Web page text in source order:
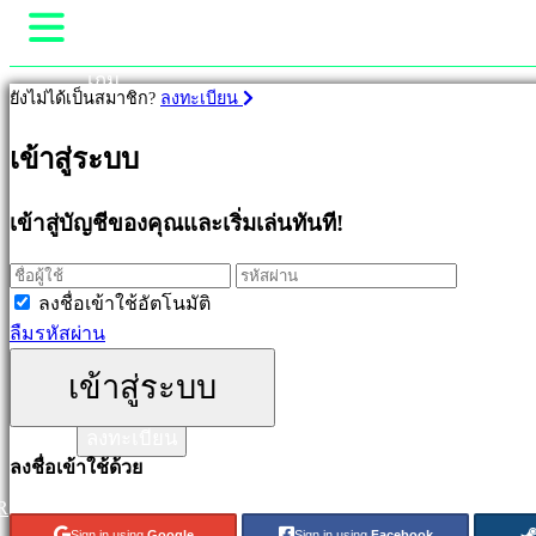
ออก
ใหม่
เล่น
ฟรี
ประเภท
คชั่น
เกม
เกม
Gameplay
ข่าวสาร
คู่มือ
ช่วยเหลือ
ฟอรั่ม
เข้าสู่ระบบ
ยังไม่ได้เป็นสมาชิก? ลงทะเบียน
เข้าสู่ระบบ
เข้าสู่บัญชีของคุณและเริ่มเล่นทันที!
ลงชื่อเข้าใช้อัตโนมัติ
ลืมรหัสผ่าน
เข้าสู่ระบบ
ลงชื่อเข้าใช้ด้วย